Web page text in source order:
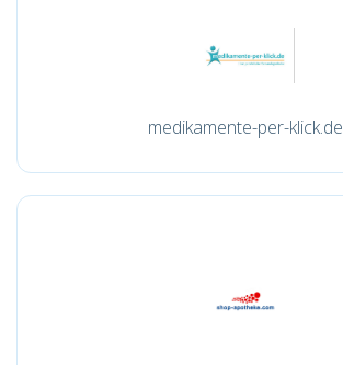
medikamente-per-klick.de